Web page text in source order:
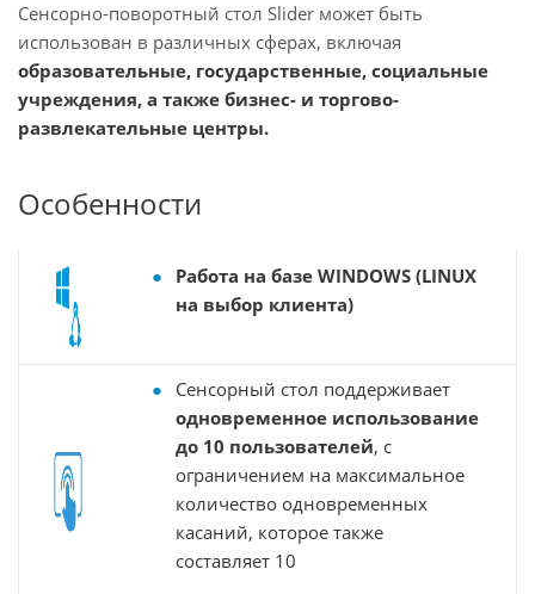
Сенсорно-поворотный стол Slider может быть
использован в различных сферах, включая
образовательные, государственные, социальные
учреждения, а также бизнес- и торгово-
развлекательные центры.
Особенности
Работа на базе WINDOWS (LINUX
на выбор клиента)
Сенсорный стол поддерживает
одновременное использование
до 10 пользователей, с
ограничением на максимальное
количество одновременных
касаний, которое также
составляет 10